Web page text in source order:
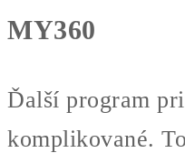
MY360
Ďalší program
komplikované.